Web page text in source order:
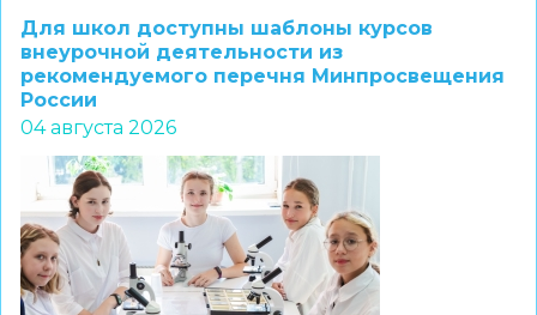
7
классов
их
наставников
приглашают
к
участию
в
Для школ доступны шаблоны курсов
внеурочной деятельности из
рекомендуемого перечня Минпросвещения
России
04 августа 2026